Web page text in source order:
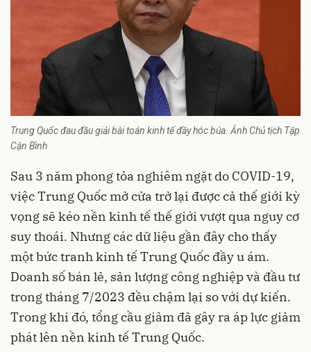
Trung Quốc đau đầu giải bài toán kinh tế đầy hóc búa. Ảnh Chủ tịch Tập
Cận Bình
Sau 3 năm phong tỏa nghiêm ngặt do COVID-19,
việcTrung Quốc mở cửa trở lại được cả thế giới kỳ
vọng sẽ kéo nền kinh tế thế giới vượt qua nguy cơ
suy thoái. Nhưng các dữ liệu gần đây cho thấy
một bức tranh kinh tế Trung Quốc đầy u ám.
Doanh số bán lẻ, sản lượng công nghiệp và đầu tư
trong tháng 7/2023 đều chậm lại so với dự kiến.
Trong khi đó, tổng cầu giảm đã gây ra áp lực giảm
phát lên nền kinh tế Trung Quốc.